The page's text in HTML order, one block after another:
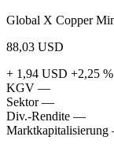
Global X Copper
88,03 USD
+ 1,94 USD +2,25 %
KGV —
Sektor —
Div.-Rendite —
Marktkapitalisierung